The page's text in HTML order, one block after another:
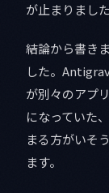
が止まりました
結論から書き
した。
が別々のアプ
になっていた
まる方がいそ
ます。